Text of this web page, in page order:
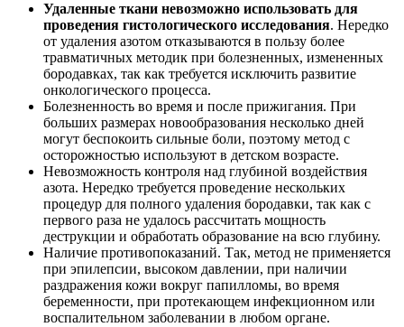
Удаленные ткани невозможно использовать для
проведения гистологического исследования. Нередко
от удаления азотом отказываются в пользу более
травматичных методик при болезненных, измененных
бородавках, так как требуется исключить развитие
онкологического процесса.
Болезненность во время и после прижигания. При
больших размерах новообразования несколько дней
могут беспокоить сильные боли, поэтому метод с
осторожностью используют в детском возрасте.
Невозможность контроля над глубиной воздействия
азота. Нередко требуется проведение нескольких
процедур для полного удаления бородавки, так как с
первого раза не удалось рассчитать мощность
деструкции и обработать образование на всю глубину.
Наличие противопоказаний. Так, метод не применяется
при эпилепсии, высоком давлении, при наличии
раздражения кожи вокруг папилломы, во время
беременности, при протекающем инфекционном или
воспалительном заболевании в любом органе.